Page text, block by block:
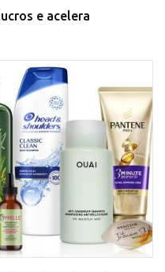
e acelera